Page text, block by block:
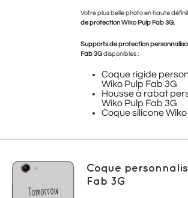
Votre plus belle photo en haute
de protection Wiko Pulp Fab 3G
Supports de protection
Fab 3G disponibles :
Coque rigide
Wiko Pulp Fab 3G
Housse à rabat
Wiko Pulp Fab 3G
Coque silicone
Coque
Fab 3G